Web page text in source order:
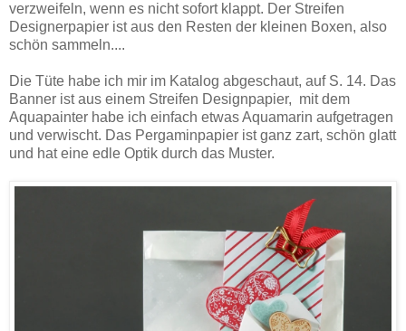
verzweifeln, wenn es nicht sofort klappt. Der Streifen
Designerpapier ist aus den Resten der kleinen Boxen, also
schön sammeln....
Die Tüte habe ich mir im Katalog abgeschaut, auf S. 14. Das
Banner ist aus einem Streifen Designpapier, mit dem
Aquapainter habe ich einfach etwas Aquamarin aufgetragen
und verwischt. Das Pergaminpapier ist ganz zart, schön glatt
und hat eine edle Optik durch das Muster.